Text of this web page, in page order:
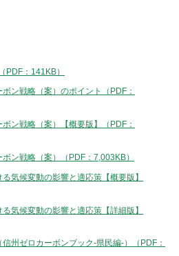
PDF：141KB）
ン戦略（案）のポイント（PDF：
ン戦略（案）【概要版】（PDF：
ン戦略（案）（PDF：7,003KB）
る気候変動の影響と適応策【概要版】
る気候変動の影響と適応策【詳細版】
信州ゼロカーボンブック-県民編-）（PDF：